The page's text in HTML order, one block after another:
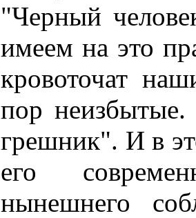
"Черный
имеем на это
кровоточат
пор
грешник". И в
его
нынешнего